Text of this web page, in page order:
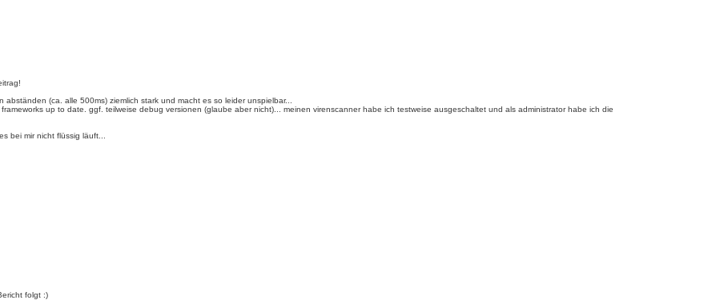
(ca. alle 500ms) ziemlich stark und macht es so leider unspielbar...
up to date. ggf. teilweise debug versionen (glaube aber nicht)... meinen virenscanner habe ich testweise ausgeschaltet und als administrator habe ich die
bei mir nicht flüssig läuft...
folgt :)